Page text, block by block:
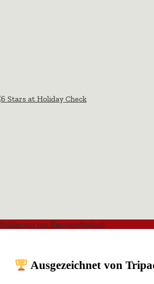
Erklärung zur Barrierefreiheit
Ausgezeichnet von